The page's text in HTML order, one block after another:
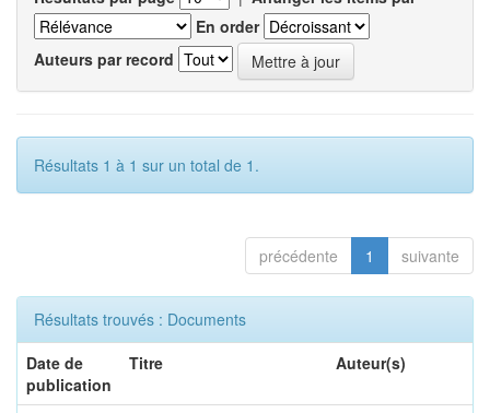
En order
Auteurs par record
Résultats 1 à 1 sur un total de 1.
précédente 1 suivante
Résultats trouvés : Documents
Date de
publication
Titre Auteur(s)